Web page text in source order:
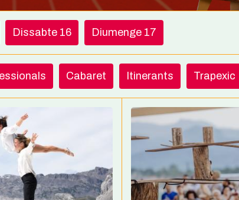
Dissabte 16 Diumenge 17
Cabaret Itinerants Trapexic